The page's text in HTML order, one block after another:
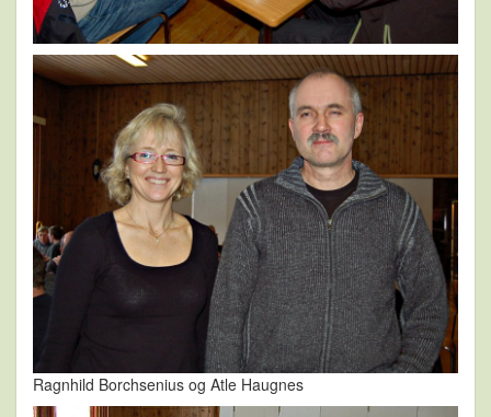
Ragnhild Borchsenius og Atle Haugnes